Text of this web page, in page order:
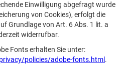
Einwilligung abgefragt wurde
von Cookies), erfolgt die
Grundlage von Art. 6 Abs. 1 lit. a
widerrufbar.
Fonts erhalten Sie unter:
policies/adobe-fonts.html .